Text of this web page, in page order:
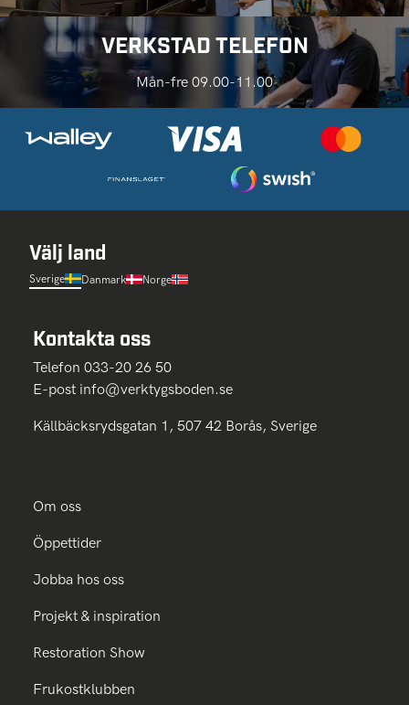
VERKSTAD TELEFON
Mån-fre 09.00-11.00
Välj land
Sverige Danmark Norge
Kontakta oss
Telefon 033-20 26 50
E-post info@verktygsboden.se
Källbäcksrydsgatan 1, 507 42 Borås, Sverige
Om oss
Öppettider
Jobba hos oss
Projekt & inspiration
Restoration Show
Frukostklubben